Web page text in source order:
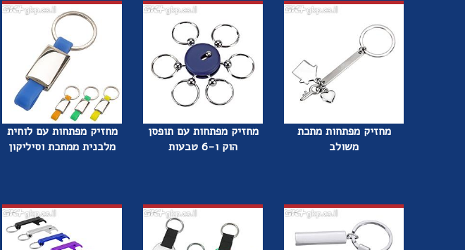
מחזיק מפתחות מתכת
משולב
מחזיק מפתחות עם תופסן
הוק ו-6 טבעות
מחזיק מפתחות עם לוחית
מלבנית ממתכת וסיליקון